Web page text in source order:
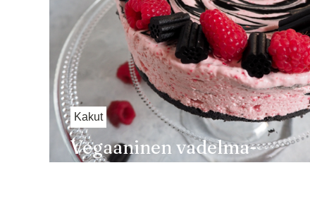
Vegaaninen vadelma-
lakritsijäätelökakku
Kakut